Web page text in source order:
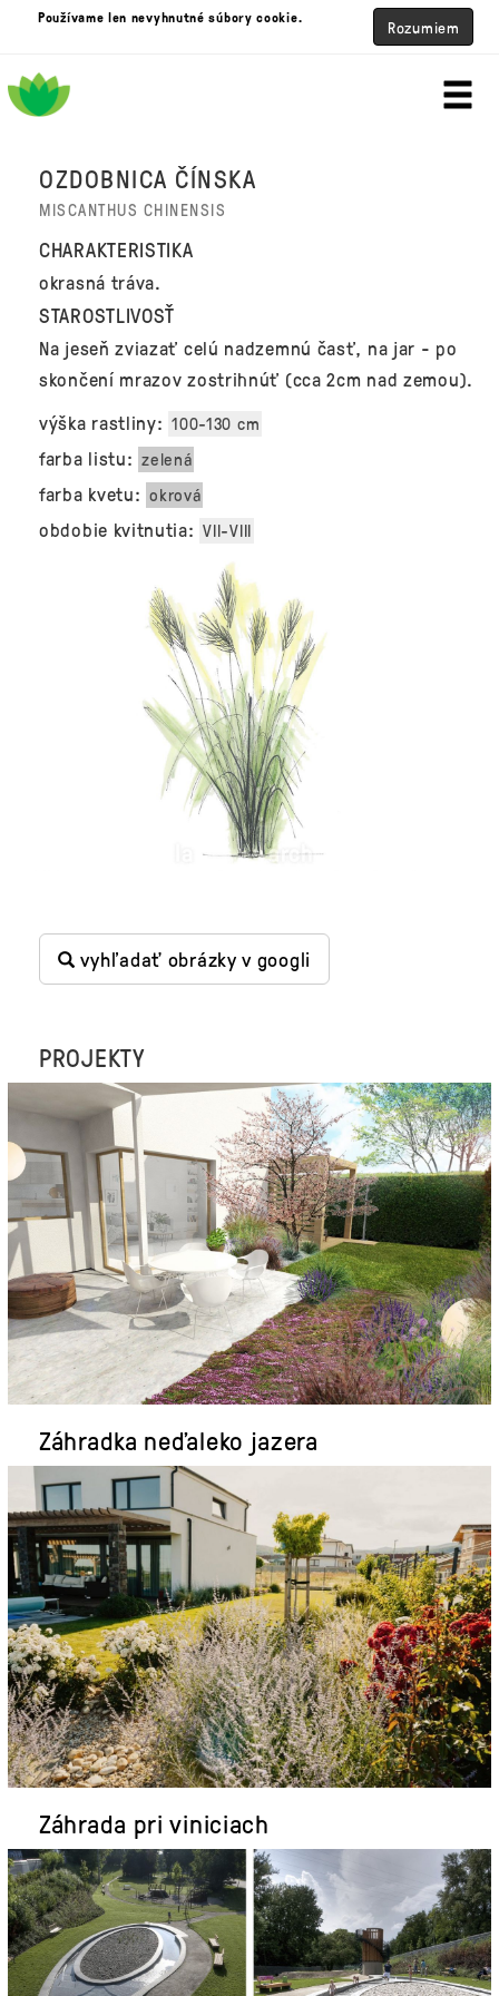
Používame len nevyhnutné súbory cookie. Rozumiem
OZDOBNICA ČÍNSKA
MISCANTHUS CHINENSIS
CHARAKTERISTIKA
okrasná tráva.
STAROSTLIVOSŤ
Na jeseň zviazať celú nadzemnú časť, na jar - po
skončení mrazov zostrihnúť (cca 2cm nad zemou).
výška rastliny: 100-130 cm
farba listu: zelená
farba kvetu: okrová
obdobie kvitnutia: VII-VIII
vyhľadať obrázky v googli
PROJEKTY
Záhradka neďaleko jazera
Záhrada pri viniciach